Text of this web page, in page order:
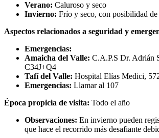
Verano: Caluroso y seco
Invierno: Frío y seco, con posibilidad de
Aspectos relacionados a seguridad y
Emergencias:
Amaicha del Valle: C.A.P.S Dr. Adrián
C34J+Q4
Tafí del Valle: Hospital Elías Medici,
Emergencias: Llamar al 107
Época propicia de visita: Todo el año
Observaciones: En invierno pueden
que hace el recorrido más desafiante